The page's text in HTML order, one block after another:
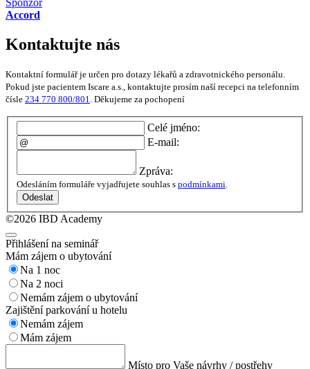
Sponzor
Accord
Kontaktujte nás
Kontaktní formulář je určen pro dotazy lékařů a zdravotnického personálu.
Pokud jste pacientem Iscare a.s., kontaktujte prosím naší recepci na telefonním
čísle 234 770 800/801 . Děkujeme za pochopení
Celé jméno:
E-mail:
Zpráva:
Odesláním formuláře vyjadřujete souhlas s podmínkami.
Odeslat
©2026 IBD Academy
Přihlášení na seminář
Mám zájem o ubytování
Na 1 noc
Na 2 noci
Nemám zájem o ubytování
Zajištění parkování u hotelu
Nemám zájem
Mám zájem
Místo pro Vaše návrhy / postřehy